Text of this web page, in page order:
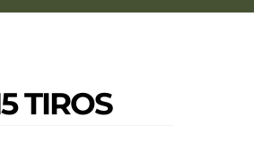
TIROS